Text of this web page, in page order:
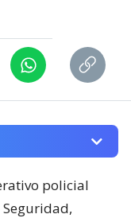
policial